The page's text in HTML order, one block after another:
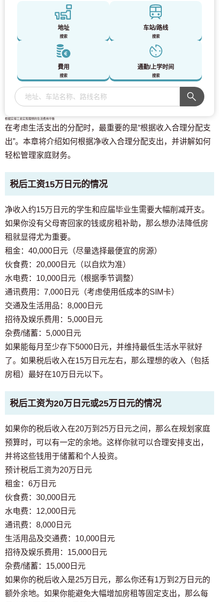
地址
搜索
车站/路线
搜索
費用
搜索
通勤/上学时间
搜索
根据实得工资实现理想的生活费用平衡
在考虑生活支出的分配时，最重要的是“根据收入合理分配支
出”。本章将介绍如何根据净收入合理分配支出，并讲解如何
轻松管理家庭财务。
税后工资15万日元的情况
净收入约15万日元的学生和应届毕业生需要大幅削减开支。
如果你没有父母寄回家的钱或房租补助，那么想办法降低房
租就显得尤为重要。
租金：40,000日元（尽量选择最便宜的房源）
伙食费：20,000日元（以自炊为准）
水电费：10,000日元（根据季节调整）
通讯费用：7,000日元（考虑使用低成本的SIM卡）
交通及生活用品：8,000日元
招待及娱乐费用：5,000日元
杂费/储蓄：5,000日元
如果能每月至少存下5000日元，并维持最低生活水平就好
了。如果税后收入在15万日元左右，那么理想的收入（包括
房租）最好在10万日元以下。
税后工资为20万日元或25万日元的情况
如果你的税后收入在20万到25万日元之间，那么在规划家庭
预算时，可以有一定的余地。这样你就可以合理安排支出，
并将这些钱用于储蓄和个人投资。
预计税后工资为20万日元
租金：6万日元
伙食费：30,000日元
水电费：12,000日元
通讯费：8,000日元
生活用品及交通费：10,000日元
招待及娱乐费用：15,000日元
杂费/储蓄：15,000日元
如果你的税后收入是25万日元，那么你还有1万到2万日元的
额外余地。如果你能避免大幅增加房租等固定支出，那么每